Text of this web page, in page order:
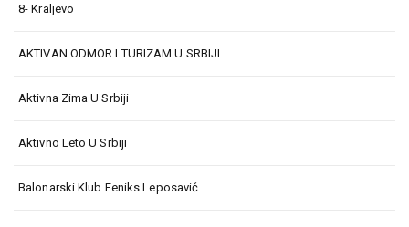
8- Kraljevo
AKTIVAN ODMOR I TURIZAM U SRBIJI
Aktivna Zima U Srbiji
Aktivno Leto U Srbiji
Balonarski Klub Feniks Leposavić